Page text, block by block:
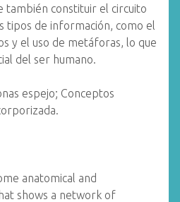
también constituir el circuito
tipos de información, como el
y el uso de metáforas, lo que
del ser humano.
espejo; Conceptos
anatomical and
shows a network of